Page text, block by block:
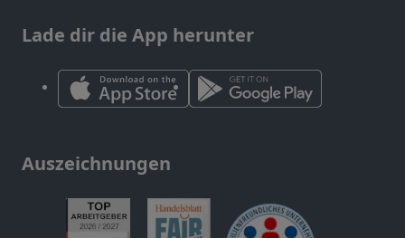
Lade dir die App herunter
Auszeichnungen